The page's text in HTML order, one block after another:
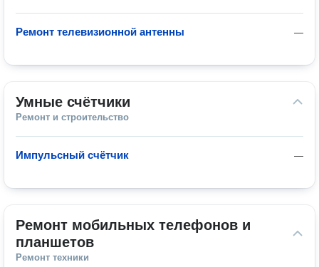
—
Ремонт телевизионной антенны
Умные счётчики
Ремонт и строительство
—
Импульсный счётчик
Ремонт мобильных телефонов и
планшетов
Ремонт техники